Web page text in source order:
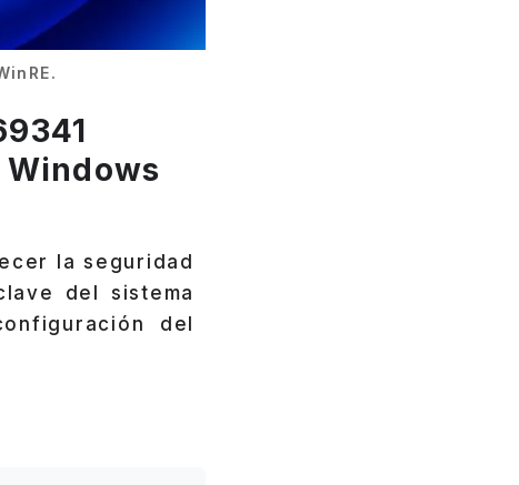
la seguridad
del sistema
del